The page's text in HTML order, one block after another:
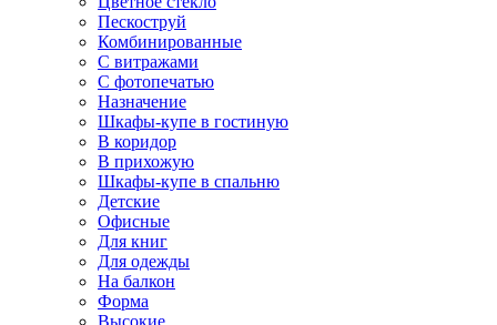
Пескоструй
Комбинированные
С витражами
С фотопечатью
Назначение
Шкафы-купе в гостиную
В коридор
В прихожую
Шкафы-купе в спальню
Детские
Офисные
Для книг
Для одежды
На балкон
Форма
Высокие